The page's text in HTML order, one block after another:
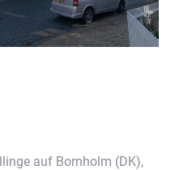
auf Bornholm (DK),